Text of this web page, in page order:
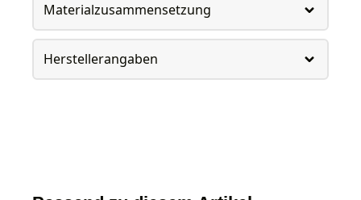
Materialzusammensetzung
Herstellerangaben